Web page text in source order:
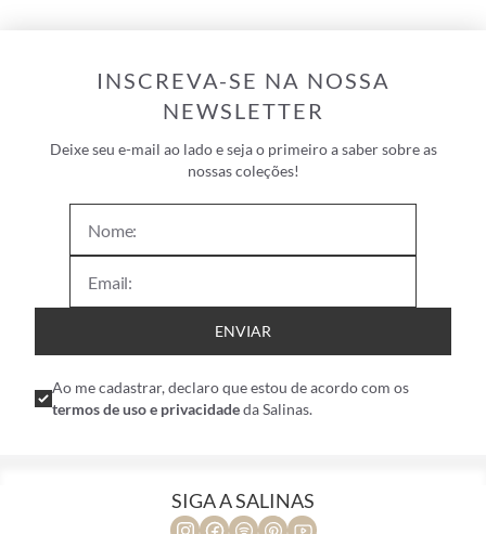
INSCREVA-SE NA NOSSA
NEWSLETTER
Deixe seu e-mail ao lado e seja o primeiro a saber sobre as
nossas coleções!
ENVIAR
Ao me cadastrar, declaro que estou de acordo com os
termos de uso e privacidadeda Salinas.
SIGA A SALINAS